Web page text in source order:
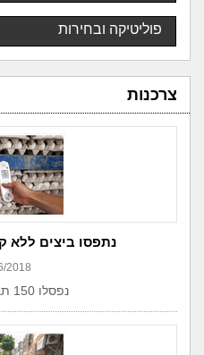
פוליטיקה ובחירות
צרכנות
נתפסו ביצים ללא
2018
נפסלו 150 תבניות ביצים